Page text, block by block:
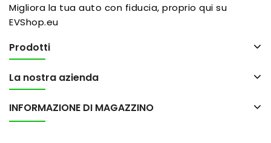
Migliora la tua auto con fiducia, proprio qui su
EVShop.eu
Prodotti
La nostra azienda
INFORMAZIONE DI MAGAZZINO